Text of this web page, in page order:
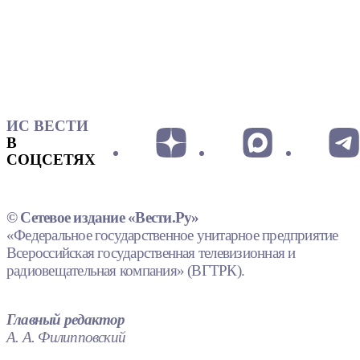
ИС ВЕСТИ
В
СОЦСЕТЯХ
© Сетевое издание «Вести.Ру»
«Федеральное государственное унитарное предприятие
Всероссийская государственная телевизионная и
радиовещательная компания» (ВГТРК).
Главный редактор
А. А. Филипповский